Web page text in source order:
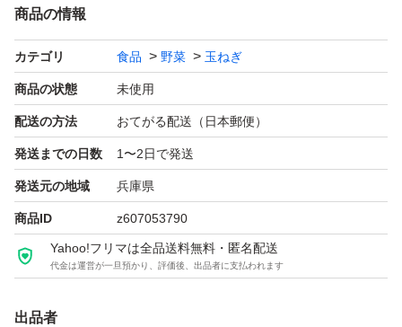
保存性を高める為に土が付着した状態での発送になりま
ですが、薄皮剥くと綺麗な玉ねぎになりますのでご安心く
ださい^_^
風通しの良い場所、冷蔵庫等にて１カ月以上はもつかと思
います(^^)
商品の情報
カテゴリ 食品 野菜 玉ねぎ
商品の状態 未使用
配送の方法 おてがる配送（日本郵便）
発送までの日数 1〜2日で発送
発送元の地域 兵庫県
商品ID z607053790
Yahoo!フリマは全品送料無料・匿名配送
代金は運営が一旦預かり、評価後、出品者に支払われます
出品者